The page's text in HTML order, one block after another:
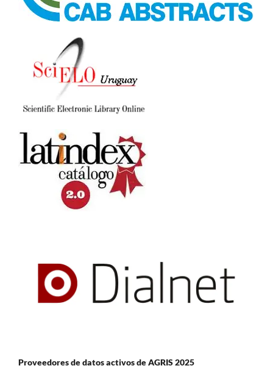
Proveedores de datos activos de AGRIS 2025